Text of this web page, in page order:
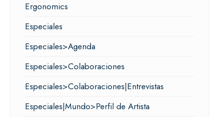
Ergonomics
Especiales
Especiales>Agenda
Especiales>Colaboraciones
Especiales>Colaboraciones|Entrevistas
Especiales|Mundo>Perfil de Artista